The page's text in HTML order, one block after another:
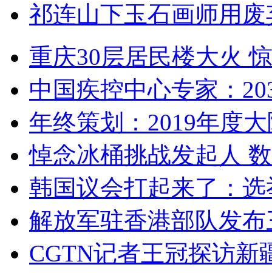
祁连山下玉石画师用
重庆30层居民楼大火
中国疾控中心专家：
年终策划：2019年度
悼念冰桶挑战发起人
韩国议会打起来了：
解放军驻香港部队发
CGTN记者王冠探访新